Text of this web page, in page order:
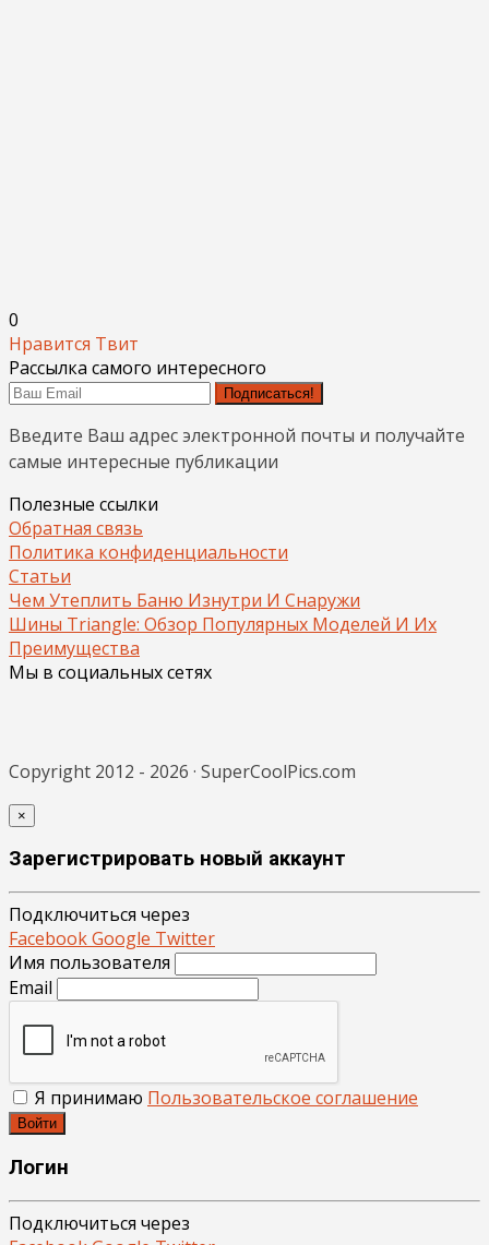
0
Нравится Твит
Рассылка самого интересного
Подписаться!
Введите Ваш адрес электронной почты и получайте
самые интересные публикации
Полезные ссылки
Обратная связь
Политика конфиденциальности
Статьи
Чем Утеплить Баню Изнутри И Снаружи
Шины Triangle: Обзор Популярных Моделей И Их
Преимущества
Мы в социальных сетях
Copyright 2012 - 2026 · SuperCoolPics.com
×
Зарегистрировать новый аккаунт
Подключиться через
FacebookGoogle Twitter
Имя пользователя
Email
Я принимаю Пользовательское соглашение
Войти
Логин
Подключиться через